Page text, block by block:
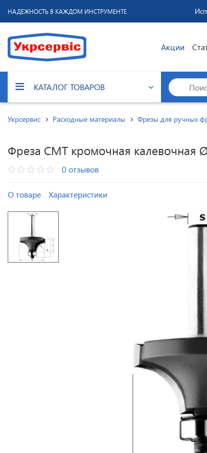
НАДЕЖНОСТЬ В КАЖДОМ ИНСТРУМЕНТЕ
Акции
КАТАЛОГ ТОВАРОВ
Укрсервис Расходные материалы Фрезы для ручных
Фреза CMT кромочная калевочная
0 отзывов
О товаре Характеристики